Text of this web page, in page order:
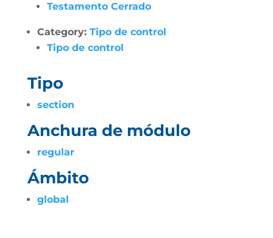
Testamento Cerrado
Category: Tipo de control
Tipo de control
Tipo
section
Anchura de módulo
regular
Ámbito
global